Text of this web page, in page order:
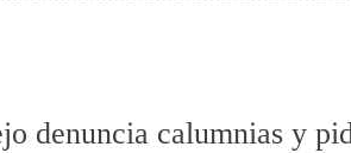
denuncia calumnias y